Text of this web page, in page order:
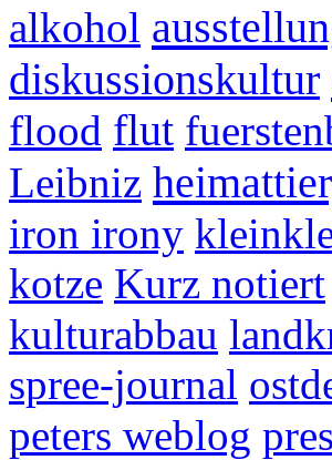
alkohol
diskussionskultur
flood flut
Leibniz
iron irony
kotze Kurz notiert
kulturabbau
spree-journal
peters weblog